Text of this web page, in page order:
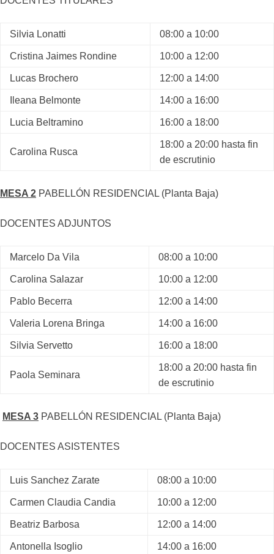
Silvia Lonatti 08:00 a 10:00
Cristina Jaimes Rondine 10:00 a 12:00
Lucas Brochero 12:00 a 14:00
Ileana Belmonte 14:00 a 16:00
Lucia Beltramino 16:00 a 18:00
Carolina Rusca
18:00 a 20:00 hasta fin
de escrutinio
MESA 2 PABELLÓN RESIDENCIAL (Planta Baja)
DOCENTES ADJUNTOS
Marcelo Da Vila 08:00 a 10:00
Carolina Salazar 10:00 a 12:00
Pablo Becerra 12:00 a 14:00
Valeria Lorena Bringa 14:00 a 16:00
Silvia Servetto 16:00 a 18:00
Paola Seminara
18:00 a 20:00 hasta fin
de escrutinio
MESA 3 PABELLÓN RESIDENCIAL (Planta Baja)
DOCENTES ASISTENTES
Luis Sanchez Zarate 08:00 a 10:00
Carmen Claudia Candia 10:00 a 12:00
Beatriz Barbosa 12:00 a 14:00
Antonella Isoglio 14:00 a 16:00